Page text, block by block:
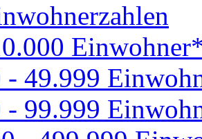
- 49.999
- 99.999